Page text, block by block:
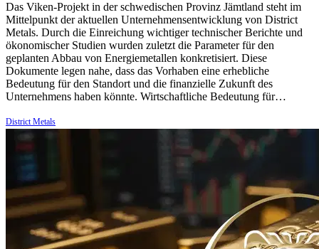
Das Viken-Projekt in der schwedischen Provinz Jämtland steht im
Mittelpunkt der aktuellen Unternehmensentwicklung von District
Metals. Durch die Einreichung wichtiger technischer Berichte und
ökonomischer Studien wurden zuletzt die Parameter für den
geplanten Abbau von Energiemetallen konkretisiert. Diese
Dokumente legen nahe, dass das Vorhaben eine erhebliche
Bedeutung für den Standort und die finanzielle Zukunft des
Unternehmens haben könnte. Wirtschaftliche Bedeutung für…
District Metals